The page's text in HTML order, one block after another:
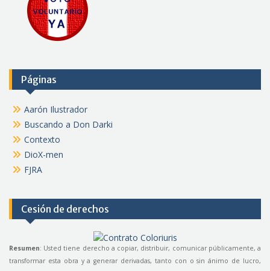
Páginas
Aarón Ilustrador
Buscando a Don Darki
Contexto
DioX-men
FJRA
Cesión de derechos
Resumen: Usted tiene derecho a copiar, distribuir, comunicar públicamente, a
transformar esta obra y a generar derivadas, tanto con o sin ánimo de lucro,